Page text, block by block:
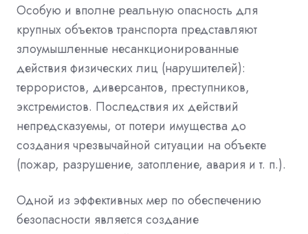
Особую и вполне реальную опасность для
крупных объектов транспорта представляют
злоумышленные несанкционированные
действия физических лиц (нарушителей):
террористов, диверсантов, преступников,
экстремистов. Последствия их действий
непредсказуемы, от потери имущества до
создания чрезвычайной ситуации на объекте
(пожар, разрушение, затопление, авария и т. п.).
Одной из эффективных мер по обеспечению
безопасности является создание